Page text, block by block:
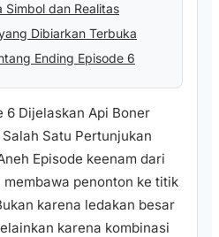
Simbol dan Realitas
Dibiarkan Terbuka
Ending Episode 6
6 Dijelaskan Api Boner
Satu Pertunjukan
Episode keenam dari
penonton ke titik
karena ledakan besar
karena kombinasi